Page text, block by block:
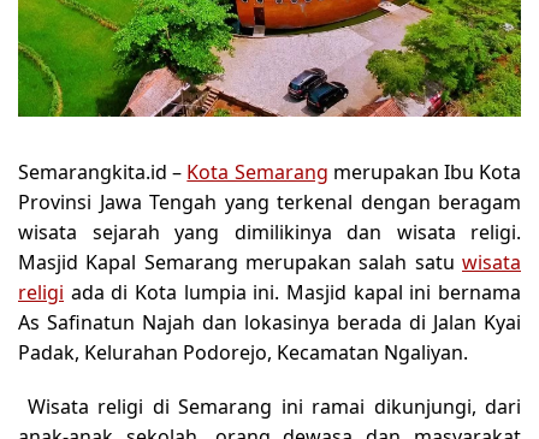
Semarangkita.id – Kota Semarang merupakan Ibu Kota
Provinsi Jawa Tengah yang terkenal dengan beragam
wisata sejarah yang dimilikinya dan wisata religi.
Masjid Kapal Semarang merupakan salah satu wisata
religi ada di Kota lumpia ini. Masjid kapal ini bernama
As Safinatun Najah dan lokasinya berada di Jalan Kyai
Padak, Kelurahan Podorejo, Kecamatan Ngaliyan.
Wisata religi di Semarang ini ramai dikunjungi, dari